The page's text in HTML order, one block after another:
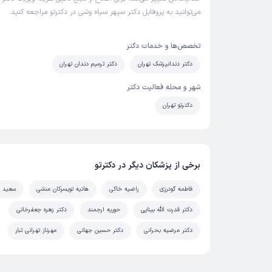
می‌توانید به پروفایل دکتر سپهر سیاه وشی در دکترتو مراجعه کنید.
تخصص‌ها و خدمات دکتر
دکتر دندانپزشک تهران دکتر ترمیم دندان تهران
شهر و محله فعالیت دکتر
دکترتو تهران
برخی از پزشکان دیگر در دکترتو
فاطمه گودرزی راضیه خاکی هانیه تویسرکان منشی سعید
دکتر قدرت الله بینایی حوریه ارجمند دکتر زهره جعفرخانی
دکتر مرضیه بحرانی دکتر حسین جهانی مهرناز تهرانی تبار